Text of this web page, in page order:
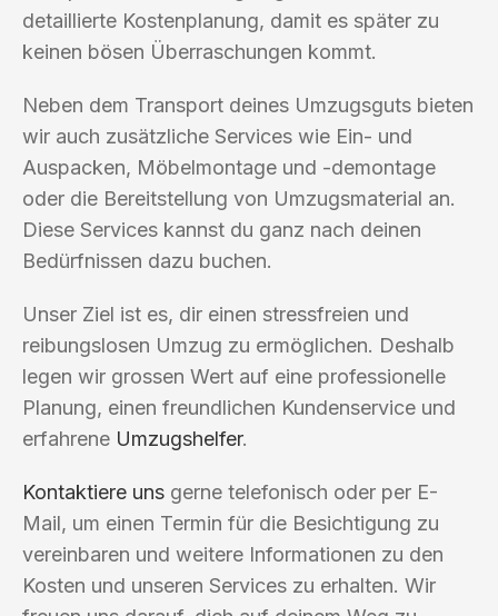
detaillierte Kostenplanung, damit es später zu
keinen bösen Überraschungen kommt.
Neben dem Transport deines Umzugsguts bieten
wir auch zusätzliche Services wie Ein- und
Auspacken, Möbelmontage und -demontage
oder die Bereitstellung von Umzugsmaterial an.
Diese Services kannst du ganz nach deinen
Bedürfnissen dazu buchen.
Unser Ziel ist es, dir einen stressfreien und
reibungslosen Umzug zu ermöglichen. Deshalb
legen wir grossen Wert auf eine professionelle
Planung, einen freundlichen Kundenservice und
erfahrene Umzugshelfer.
Kontaktiere uns gerne telefonisch oder per E-
Mail, um einen Termin für die Besichtigung zu
vereinbaren und weitere Informationen zu den
Kosten und unseren Services zu erhalten. Wir